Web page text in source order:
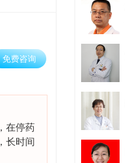
免费咨询
在停药
长时间